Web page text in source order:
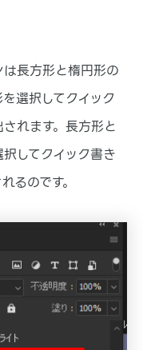
長方形と楕円形の
選択してクイック
れます。長方形と
してクイック書き
るのです。